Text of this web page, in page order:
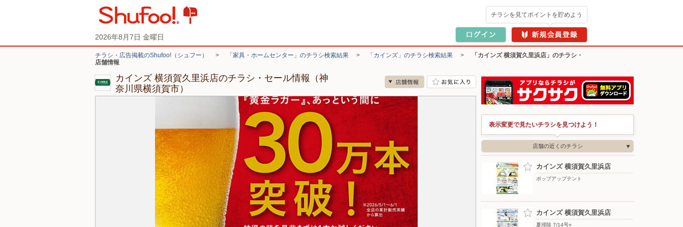
2026年8月7日 金曜日
チラシを見てポイントを貯めよう
チラシ・広告掲載のShufoo!（シュフー） > 「家具・ホームセンター」のチラシ検索結果 > 「カインズ」のチラシ検索結果 >
「カインズ 横須賀久里浜店」のチラシ・
店舗情報
カインズ 横須賀久里浜店のチラシ・セール情報（神
奈川県横須賀市）
表示変更で見たいチラシを見つけよう！
店舗の近くのチラシ
カインズ 横須賀久里浜店
ポップアップテント
カインズ 横須賀久里浜店
夏掃除 7/14号○